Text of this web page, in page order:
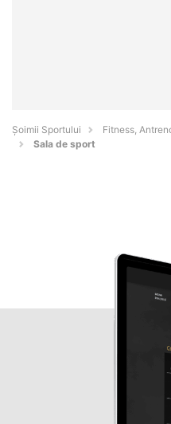
Șoimii Sportului
Fitness,
Sala de sport